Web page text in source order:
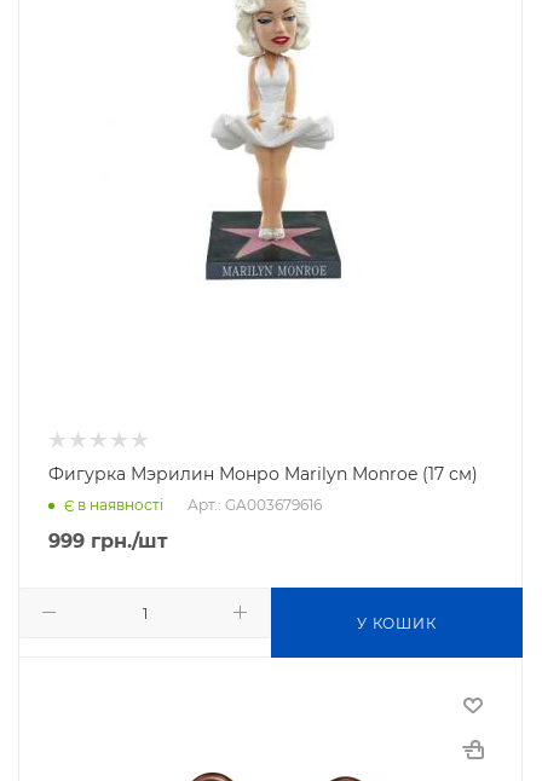
Фигурка Мэрилин Монро Marilyn Monroe (17 см)
Є в наявності Арт.: GA003679616
999 грн./шт
У КОШИК